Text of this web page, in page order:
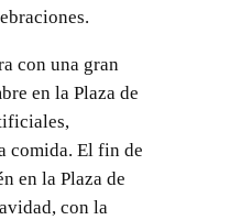
con una gran
en la Plaza de
comida. El fin de
en la Plaza de
con la